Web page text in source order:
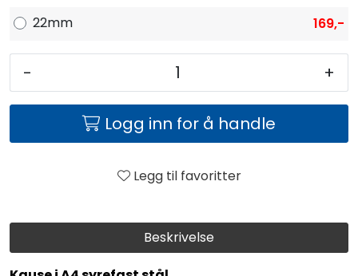
Beskrivelse
22mm
169,-
- +
Logg inn for å handle
Legg til favoritter